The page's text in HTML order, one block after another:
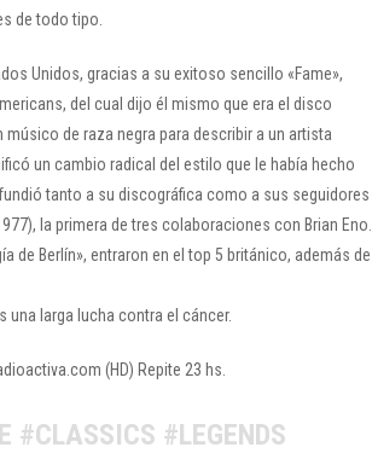
de todo tipo.
Unidos, gracias a su exitoso sencillo «Fame»,
del cual dijo él mismo que era el disco
de raza negra para describir a un artista
un cambio radical del estilo que le había hecho
tanto a su discográfica como a sus seguidores
la primera de tres colaboraciones con Brian Eno.
de Berlín», entraron en el top 5 británico, además de
una larga lucha contra el cáncer.
(HD) Repite 23 hs.
#CLASSICS #LEGENDS